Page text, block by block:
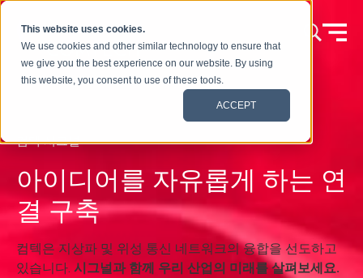
This website uses cookies.
We use cookies and other similar technology to ensure that
we give you the best experience on our website. By using
this website, you consent to use of these tools.
ACCEPT
콘텐츠로 건너뛰기
컴텍 시그널
아이디어를 자유롭게 하는 연
결 구축
컴텍은 지상파 및 위성 통신 네트워크의 융합을 선도하고
있습니다. 시그널과 함께 우리 산업의 미래를 살펴보세요.